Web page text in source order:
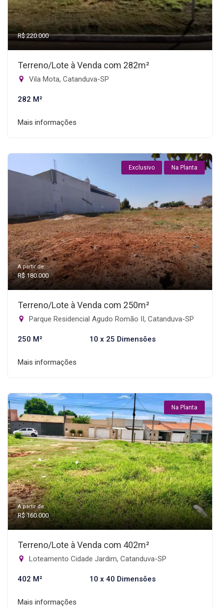
R$ 220.000
Terreno/Lote à Venda com 282m²
Vila Mota, Catanduva-SP
282 M²
Mais informações
Exclusivo Na Planta
A partir de:
R$ 180.000
Terreno/Lote à Venda com 250m²
Parque Residencial Agudo Romão II, Catanduva-SP
250 M² 10 x 25 Dimensões
Mais informações
Na Planta
A partir de:
R$ 160.000
Terreno/Lote à Venda com 402m²
Loteamento Cidade Jardim, Catanduva-SP
402 M² 10 x 40 Dimensões
Mais informações